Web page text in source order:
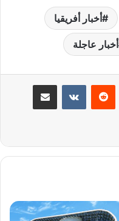
أخبار أفريقيا
أخبار عاجلة
بينتيريست